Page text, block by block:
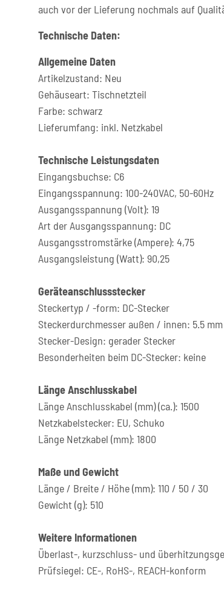
auch vor der Lieferung nochmals auf
Technische Daten:
Allgemeine Daten
Artikelzustand: Neu
Gehäuseart: Tischnetzteil
Farbe: schwarz
Lieferumfang: inkl. Netzkabel
Technische Leistungsdaten
Eingangsbuchse: C6
Eingangsspannung: 100-240VAC, 50-60Hz
Ausgangsspannung (Volt): 19
Art der Ausgangsspannung: DC
Ausgangsstromstärke (Ampere): 4,75
Ausgangsleistung (Watt): 90,25
Geräteanschlussstecker
Steckertyp / -form: DC-Stecker
Steckerdurchmesser außen / innen: 5.5
Stecker-Design: gerader Stecker
Besonderheiten beim DC-Stecker: keine
Länge Anschlusskabel
Länge Anschlusskabel (mm) (ca.): 1500
Netzkabelstecker: EU, Schuko
Länge Netzkabel (mm): 1800
Maße und Gewicht
Länge / Breite / Höhe (mm): 110 / 50 / 30
Gewicht (g): 510
Weitere Informationen
Überlast-, kurzschluss- und
Prüfsiegel: CE-, RoHS-, REACH-konform